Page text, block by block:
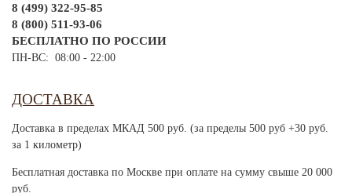
8 (499) 322-95-85
8 (800) 511-93-06
БЕСПЛАТНО ПО РОССИИ
ПН-ВС: 08:00 - 22:00
ДОСТАВКА
Доставка в пределах МКАД 500 руб. (за пределы 500 руб +30 руб.
за 1 километр)
Бесплатная доставка по Москве при оплате на сумму свыше 20 000
руб.